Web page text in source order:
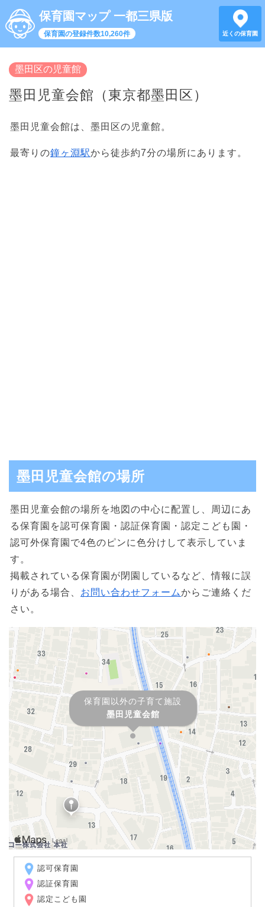
保育園マップ 一都三県版
保育園の登録件数10,260件 近くの保育園
墨田区の児童館
墨田児童会館（東京都墨田区）
墨田児童会館は、墨田区の児童館。
最寄りの鐘ヶ淵駅から徒歩約7分の場所にあります。
墨田児童会館の場所
墨田児童会館の場所を地図の中心に配置し、周辺にあ
る保育園を認可保育園・認証保育園・認定こども園・
認可外保育園で4色のピンに色分けして表示していま
す。
掲載されている保育園が閉園しているなど、情報に誤
りがある場合、 お問い合わせフォームからご連絡くだ
さい。
保育園以外の子育て施設
墨田児童会館
認可保育園
認証保育園
認定こども園